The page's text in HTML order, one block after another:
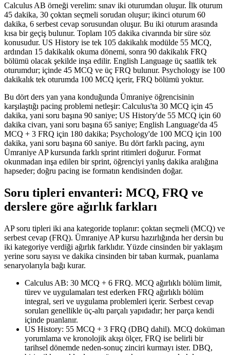
Calculus AB örneği verelim: sınav iki oturumdan oluşur. İlk oturum
45 dakika, 30 çoktan seçmeli sorudan oluşur; ikinci oturum 60
dakika, 6 serbest cevap sorusundan oluşur. Bu iki oturum arasında
kısa bir geçiş bulunur. Toplam 105 dakika civarında bir süre söz
konusudur. US History ise tek 105 dakikalık modülde 55 MCQ,
ardından 15 dakikalık okuma dönemi, sonra 90 dakikalık FRQ
bölümü olacak şekilde inşa edilir. English Language üç saatlik tek
oturumdur; içinde 45 MCQ ve üç FRQ bulunur. Psychology ise 100
dakikalık tek oturumda 100 MCQ içerir, FRQ bölümü yoktur.
Bu dört ders yan yana konduğunda Ümraniye öğrencisinin
karşılaştığı pacing problemi netleşir: Calculus'ta 30 MCQ için 45
dakika, yani soru başına 90 saniye; US History'de 55 MCQ için 60
dakika civarı, yani soru başına 65 saniye; English Language'da 45
MCQ + 3 FRQ için 180 dakika; Psychology'de 100 MCQ için 100
dakika, yani soru başına 60 saniye. Bu dört farklı pacing, aynı
Ümraniye AP kursunda farklı sprint ritimleri doğurur. Format
okunmadan inşa edilen bir sprint, öğrenciyi yanlış dakika aralığına
hapseder; doğru pacing ise formatın kendisinden doğar.
Soru tipleri envanteri: MCQ, FRQ ve
derslere göre ağırlık farkları
AP soru tipleri iki ana kategoride toplanır: çoktan seçmeli (MCQ) ve
serbest cevap (FRQ). Ümraniye AP kursu hazırlığında her dersin bu
iki kategoriye verdiği ağırlık farklıdır. Yüzde cinsinden bir yaklaşım
yerine soru sayısı ve dakika cinsinden bir taban kurmak, puanlama
senaryolarıyla bağı kurar.
Calculus AB: 30 MCQ + 6 FRQ. MCQ ağırlıklı bölüm limit,
türev ve uygulamaları test ederken FRQ ağırlıklı bölüm
integral, seri ve uygulama problemleri içerir. Serbest cevap
soruları genellikle üç-altı parçalı yapıdadır; her parça kendi
içinde puanlanır.
US History: 55 MCQ + 3 FRQ (DBQ dahil). MCQ doküman
yorumlama ve kronolojik akışı ölçer, FRQ ise belirli bir
tarihsel dönemde neden-sonuç zinciri kurmayı ister. DBQ,